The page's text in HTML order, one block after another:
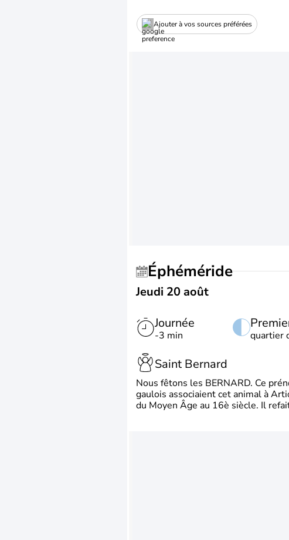
Ajouter à vos sources préférées
Éphéméride
Jeudi 20 août
Journée
-3 min quartier
Saint Bernard
Nous fêtons les BERNARD. Ce
gaulois associaient cet animal à
du Moyen Âge au 16è siècle. Il